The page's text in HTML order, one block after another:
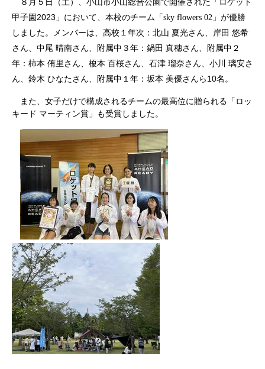
８月５日（土）、小山市小山総合公園で開催された「ロケット
甲子園 2023 」において、本校のチーム「 sky flowers 02 」が優勝
しました。メンバーは、高校１年次：北山 夏光さん、岸田 悠希
さん、中尾 晴南さん、附属中３年：鍋田 真穗さん、附属中２
年：柿本 侑里さん、榎本 百桜さん、石津 瑠奈さん、小川 璃安さ
ん、鈴木 ひなたさん、附属中１年：坂本 美優さんら 10名。
また、女子だけで構成されるチームの最高位に贈られる「ロッ
キード マーティン賞」も受賞しました。